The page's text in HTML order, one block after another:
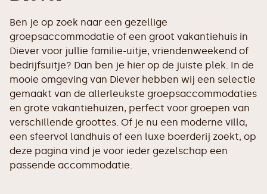
Ben je op zoek naar een gezellige
groepsaccommodatie of een groot vakantiehuis in
Diever voor jullie familie-uitje, vriendenweekend of
bedrijfsuitje? Dan ben je hier op de juiste plek. In de
mooie omgeving van Diever hebben wij een selectie
gemaakt van de allerleukste groepsaccommodaties
en grote vakantiehuizen, perfect voor groepen van
verschillende groottes. Of je nu een moderne villa,
een sfeervol landhuis of een luxe boerderij zoekt, op
deze pagina vind je voor ieder gezelschap een
passende accommodatie.